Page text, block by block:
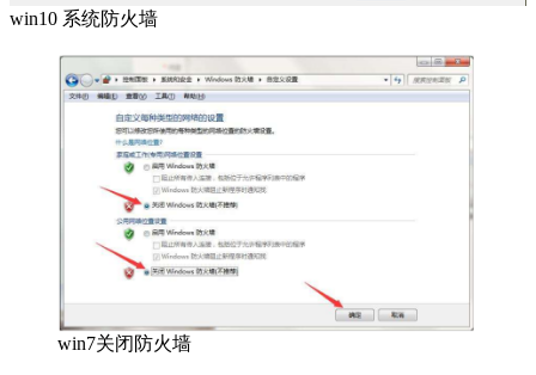
win10 系统防火墙
win7关闭防火墙